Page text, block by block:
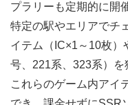
プラリーも定期的に開
特定の駅やエリアでチ
イテム（IC×1～10枚）
号、221系、323系）を
これらのゲーム内アイ